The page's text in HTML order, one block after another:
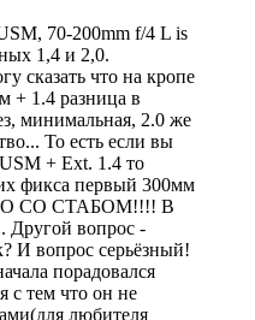
70-200mm f/4 L is
1,4 и 2,0.
сказать что на кропе
+ 1.4 разница в
минимальная, 2.0 же
То есть если вы
+ Ext. 1.4 то
фикса первый 300мм
НО СО СТАБОМ!!!! В
Другой вопрос -
И вопрос серьёзный!
порадовался
с тем что он не
любителя